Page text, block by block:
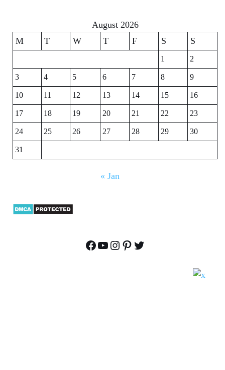
August 2026
M
T W T F S S
1
2
3
4 5 6 7 8
9
10
11 12 13 14 15
16
17
18 19 20 21 22
23
24
25 26 27 28 29
30
31
« Jan